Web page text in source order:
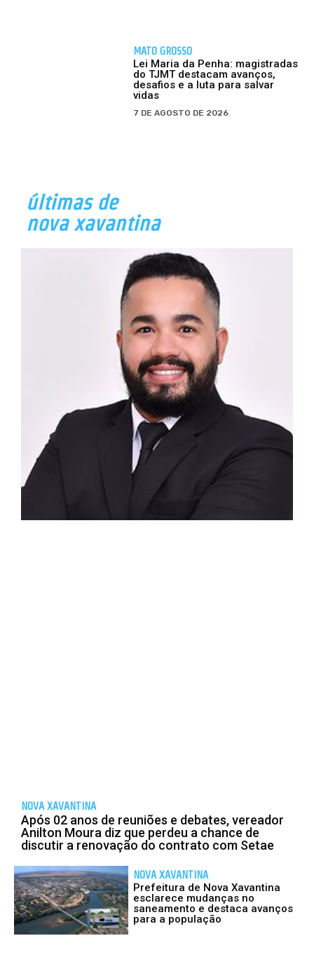
MATO GROSSO
Lei Maria da Penha: magistradas
do TJMT destacam avanços,
desafios e a luta para salvar
vidas
7 DE AGOSTO DE 2026
últimas de
nova xavantina
NOVA XAVANTINA
Após 02 anos de reuniões e debates, vereador
Anilton Moura diz que perdeu a chance de
discutir a renovação do contrato com Setae
NOVA XAVANTINA
Prefeitura de Nova Xavantina
esclarece mudanças no
saneamento e destaca avanços
para a população